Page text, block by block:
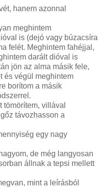
hanem azonnal
meghintem
is (dejó vagy búzacsíra
felét. Meghintem fahéjjal,
darált dióval is
jön az alma másik fele,
és végül meghintem
borítom a másik
tömörítem, villával
távozhasson a
egy nagy
de még langyosan
állnak a tepsi mellett
mint a leírásból